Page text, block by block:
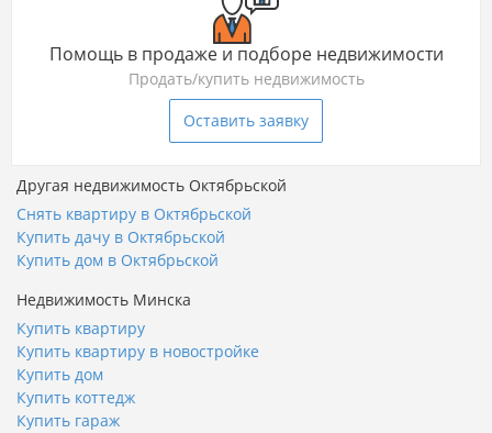
Помощь в продаже и подборе недвижимости
Продать/купить недвижимость
Оставить заявку
Другая недвижимость Октябрьской
Снять квартиру в Октябрьской
Купить дачу в Октябрьской
Купить дом в Октябрьской
Недвижимость Минска
Купить квартиру
Купить квартиру в новостройке
Купить дом
Купить коттедж
Купить гараж